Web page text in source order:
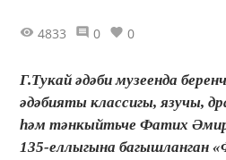
4833 0 0
Г.Тукай әдәби музеенда
әдәбияты классигы, язучы,
һәм тәнкыйтьче Фатих
135-еллыгына багышланган